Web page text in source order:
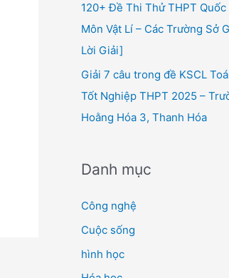
120+ Đề Thi Thử THPT Quốc
Môn Vật Lí – Các Trường Sở
Lời Giải]
Giải 7 câu trong đề KSCL
Tốt Nghiệp THPT 2025 –
Hoằng Hóa 3, Thanh Hóa
Danh mục
Công nghệ
Cuộc sống
hình học